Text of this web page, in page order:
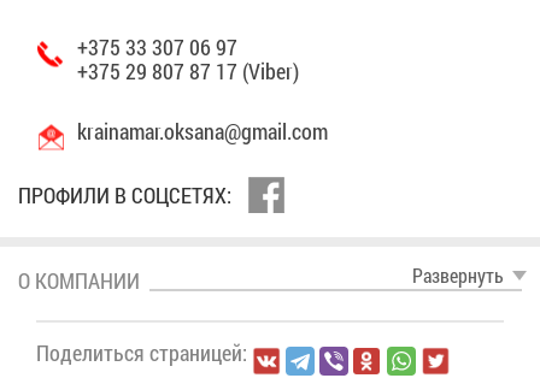
+375 33 307 06 97
+375 29 807 87 17 (Viber)
krainamar.​oksana@​gmail.​com
ПРО­ФИ­ЛИ В СОЦ­СЕ­ТЯХ:
Раз­вер­нуть
О КОМ­ПА­НИИ
По­де­лить­ся стра­ни­цей: